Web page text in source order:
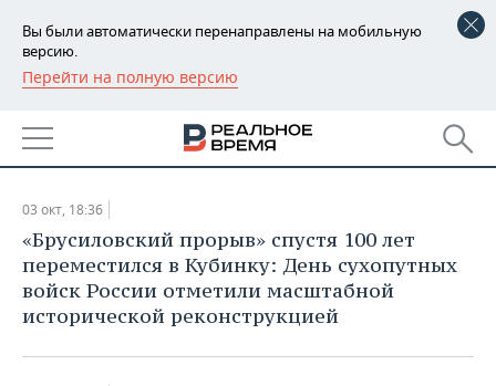
Вы были автоматически перенаправлены на мобильную
версию.
Перейти на полную версию
РЕГИОНЫ
БАШКОРТОСТАН
УДМУРТИЯ
НОВОСТИ
НОВОСТИ АНАЛИТИКИ
ДЕКЛАРАЦИИ О ДОХОДАХ
КОРОЛИ ГОСЗАКАЗА ПФО
ЭКОНОМИКА
НОВОСТИ ЭКОНОМИКИ
ФИНАНСЫ
ПРОМЫШЛЕННОСТЬ
НОВОСТИ
03.10.2016
03 окт, 18:36
​«Брусиловский прорыв» спустя 100 лет
переместился в Кубинку: День сухопутных
войск России отметили масштабной
исторической реконструкцией